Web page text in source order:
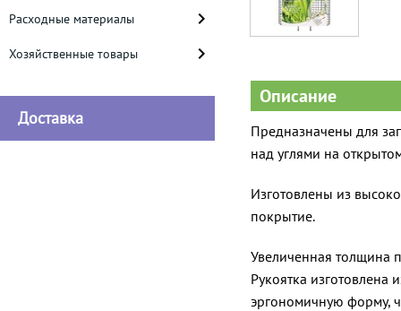
Расходные материалы
Хозяйственные товары
Доставка
Описание
Предназначены для
над углями на
Изготовлены из
покрытие.
Увеличенная толщина
Рукоятка изготовлена
эргономичную форму,